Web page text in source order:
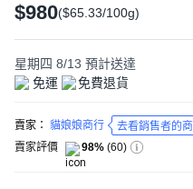
$980($65.33/100g)
星期四 8/13 預計送達
免運
免費退貨
賣家： 貓娘娘商行
去看銷售者的
賣家評價
98% (60)